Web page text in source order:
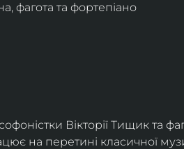
фагота та фортепіано
Вікторії Тищик та
на перетині класичної